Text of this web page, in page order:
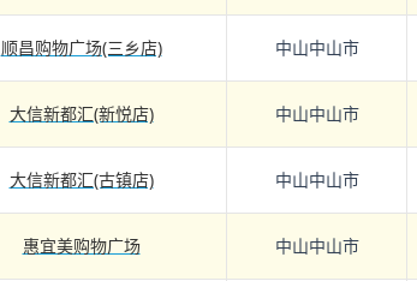
顺昌购物广场(三乡店) 中山中山市
大信新都汇(新悦店) 中山中山市
大信新都汇(古镇店) 中山中山市
惠宜美购物广场 中山中山市